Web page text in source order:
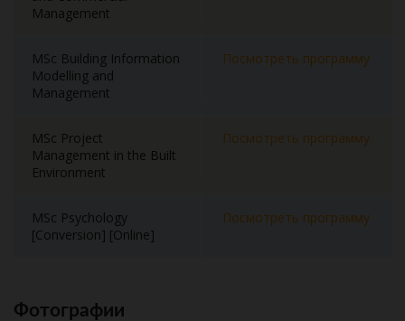
Management
MSc Building Information
Modelling and
Management
Посмотреть программу
MSc Project
Management in the Built
Environment
Посмотреть программу
MSc Psychology
[Conversion] [Online]
Посмотреть программу
Фотографии